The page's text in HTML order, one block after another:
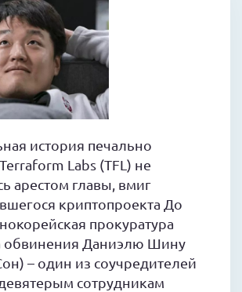
история печально
Labs (TFL) не
арестом главы, вмиг
криптопроекта До
прокуратура
обвинения Даниэлю Шину
– один из соучредителей
сотрудникам